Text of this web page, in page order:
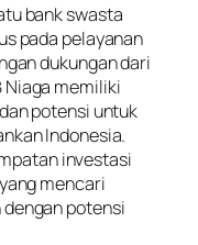
bank swasta
pada pelayanan
dukungan dari
Niaga memiliki
potensi untuk
Indonesia.
investasi
mencari
potensi